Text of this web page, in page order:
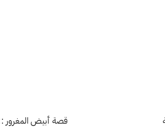
قصة أبيض المغرور